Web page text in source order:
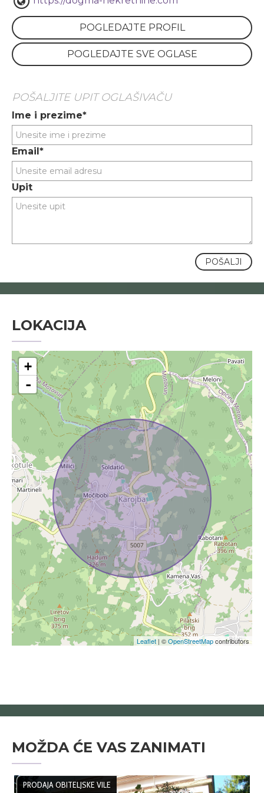
POGLEDAJTE PROFIL
POGLEDAJTE SVE OGLASE
POŠALJITE UPIT OGLAŠIVAČU
Ime i prezime*
Email*
Upit
POŠALJI
LOKACIJA
+
-
Leaflet | ©OpenStreetMapcontributors
MOŽDA ĆE VAS ZANIMATI
PRODAJA OBITELJSKE VILE